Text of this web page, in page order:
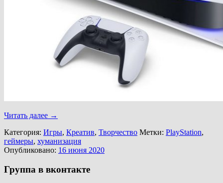
Читать далее →
Категория: Игры, Креатив, Творчество Метки: PlayStation,
геймеры, хуманизация
Опубликовано: 16 июня 2020
Группа в вконтакте